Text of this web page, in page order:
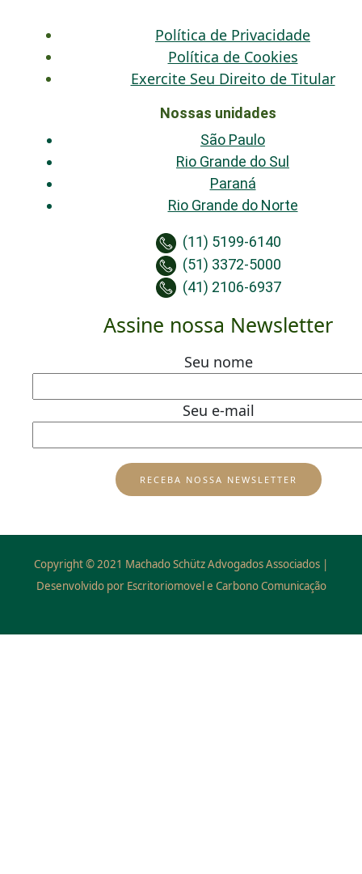
Política de Privacidade
Política de Cookies
Exercite Seu Direito de Titular
Nossas unidades
São Paulo
Rio Grande do Sul
Paraná
Rio Grande do Norte
(11) 5199-6140
(51) 3372-5000
(41) 2106-6937
Assine nossa Newsletter
Seu nome
Seu e-mail
Copyright © 2021 Machado Schütz Advogados Associados |
Desenvolvido por Escritoriomovel e Carbono Comunicação